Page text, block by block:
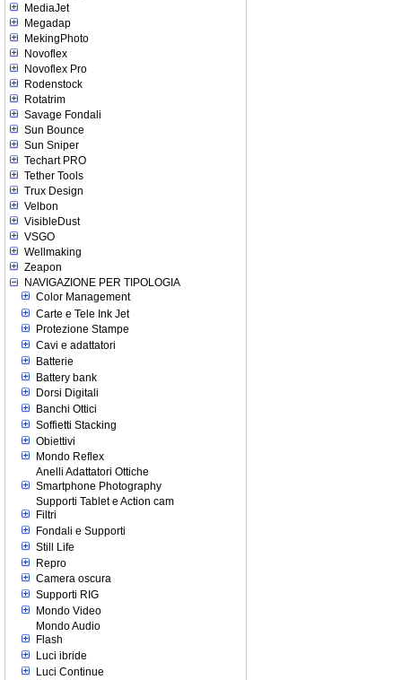
MediaJet
Megadap
MekingPhoto
Novoflex
Novoflex Pro
Rodenstock
Rotatrim
Savage Fondali
Sun Bounce
Sun Sniper
Techart PRO
Tether Tools
Trux Design
Velbon
VisibleDust
VSGO
Wellmaking
Zeapon
NAVIGAZIONE PER TIPOLOGIA
Color Management
Carte e Tele Ink Jet
Protezione Stampe
Cavi e adattatori
Batterie
Battery bank
Dorsi Digitali
Banchi Ottici
Soffietti Stacking
Obiettivi
Mondo Reflex
Anelli Adattatori Ottiche
Smartphone Photography
Supporti Tablet e Action cam
Filtri
Fondali e Supporti
Still Life
Repro
Camera oscura
Supporti RIG
Mondo Video
Mondo Audio
Flash
Luci ibride
Luci Continue